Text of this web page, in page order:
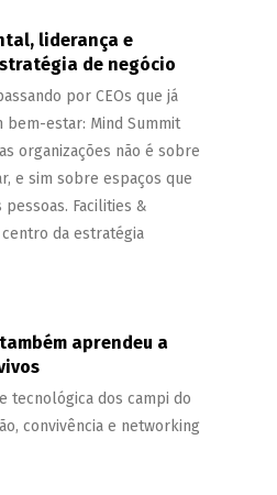
liderança e
de negócio
por CEOs que já
estar: Mind Summit
organizações não é sobre
e sim sobre espaços que
Facilities &
da estratégia
aprendeu a
tecnológica dos campi do
convivência e networking